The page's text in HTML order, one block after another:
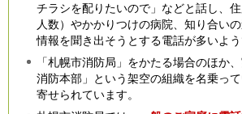
チラシを配りたいので」などと話し、
人数）やかかりつけの病院、知り合い
情報を聞き出そうとする電話が多いよう
「札幌市消防局」をかたる場合のほか
消防本部」という架空の組織を名乗っ
寄せられています。